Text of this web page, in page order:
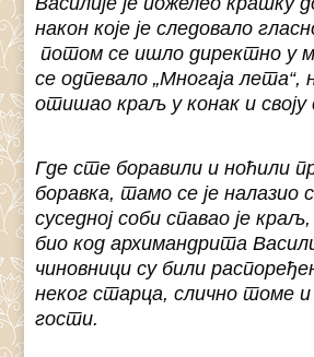
након које је следовало
потом се ишло директно у
се одпевало „Многаја лета“,
отишао краљ у конак и своју
Где сте боравили и ноћили
боравка, тамо се је налазио
суседној соби спавао је
био код архимандрита
чиновници су били
неког старца, слично томе
гости.